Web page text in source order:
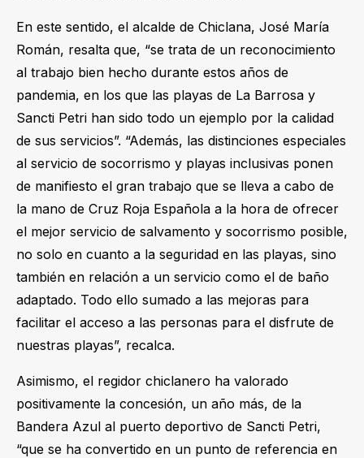
En este sentido, el alcalde de Chiclana, José María
Román, resalta que, “se trata de un reconocimiento
al trabajo bien hecho durante estos años de
pandemia, en los que las playas de La Barrosa y
Sancti Petri han sido todo un ejemplo por la calidad
de sus servicios”. “Además, las distinciones especiales
al servicio de socorrismo y playas inclusivas ponen
de manifiesto el gran trabajo que se lleva a cabo de
la mano de Cruz Roja Española a la hora de ofrecer
el mejor servicio de salvamento y socorrismo posible,
no solo en cuanto a la seguridad en las playas, sino
también en relación a un servicio como el de baño
adaptado. Todo ello sumado a las mejoras para
facilitar el acceso a las personas para el disfrute de
nuestras playas”, recalca.
Asimismo, el regidor chiclanero ha valorado
positivamente la concesión, un año más, de la
Bandera Azul al puerto deportivo de Sancti Petri,
“que se ha convertido en un punto de referencia en